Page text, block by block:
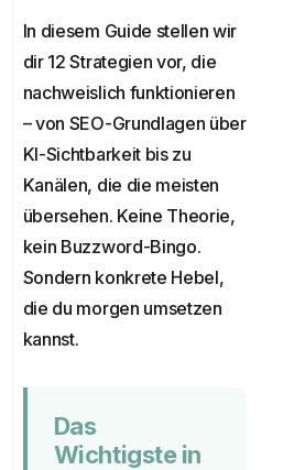
In diesem Guide stellen wir
dir 12 Strategien vor, die
nachweislich funktionieren
– von SEO-Grundlagen über
KI-Sichtbarkeit bis zu
Kanälen, die die meisten
übersehen. Keine Theorie,
kein Buzzword-Bingo.
Sondern konkrete Hebel,
die du morgen umsetzen
kannst.
Das
Wichtigste in